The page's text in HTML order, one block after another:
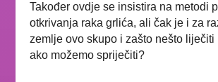
Također ovdje se insistira na metodi
otkrivanja raka grlića, ali čak je i za
zemlje ovo skupo i zašto nešto liječiti
ako možemo spriječiti?